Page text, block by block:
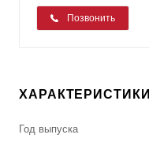
Позвонить
ХАРАКТЕРИСТИКИ
Год выпуска